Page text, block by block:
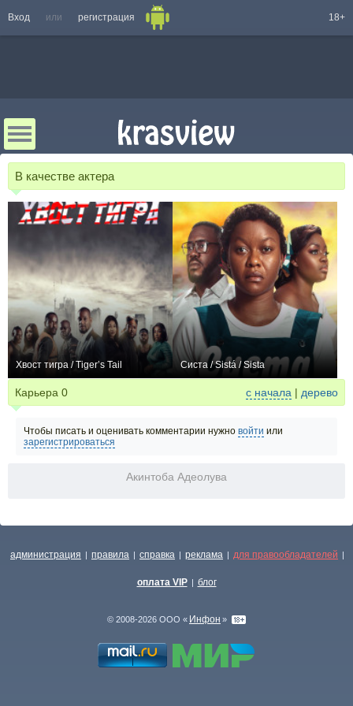
Вход или регистрация 18+
В качестве актера
Хвост тигра / Tiger’s Tail Систа / Sistá / Sista
Карьера 0 с начала | дерево
Чтобы писать и оценивать комментарии нужно войти или
зарегистрироваться
Акинтоба Адеолува
администрация | правила | справка | реклама | для правообладателей |
оплата VIP | блог
© 2008-2026 ООО « Инфон »